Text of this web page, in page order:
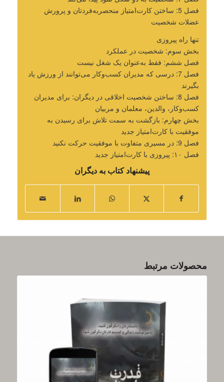
فصل 5: ساختن کارت‌امتیاز منحصربه‌فردتان و پرورش
عضلات شخصیت
تنها راه پیروزی
بخش سوم: شخصیت در عملکرد
فصل ششم: فقط به‌عنوان یک شغل نیست
فصل 7: درسی که مدیران کسب‌وکار می‌توانند از ورزش یاد
بگیرند
فصل 8: ساختن شخصیت اخلاقی در دیگران: برای مدیران
کسب‌وکار، والدین، معلمان و مربیان
بخش چهارم: بازگشت به سمت تلاش برای رسیدن به
موفقیت با کارت‌امتیاز جدید
فصل 9: در مسیری متفاوت با موفقیت حرکت نکنید
فصل ۱۰: پیروزی با کارت‌امتیاز جدید
پیشنهاد کتاب به دیگران
محصولات مرتبط